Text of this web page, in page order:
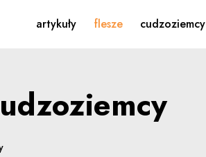
pracy
artykuły flesze cudzoziemcy